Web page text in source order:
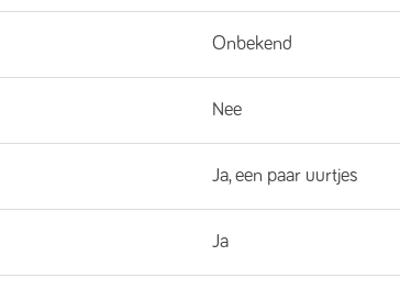
Onbekend
Nee
Ja, een paar uurtjes
Ja